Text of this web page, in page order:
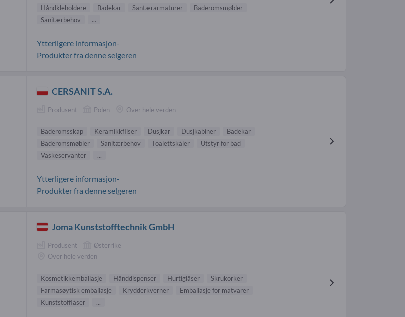
Håndkleholdere
Badekar Santærarmaturer
Baderomsmøbler
Sanitærbehov
...
Ytterligere informasjon-
Produkter fra denne selgeren
CERSANIT S.A.
Produsent Polen Over hele verden
Baderomsskap Keramikkfliser Dusjkar Dusjkabiner
Badekar
Baderomsmøbler
Sanitærbehov Toalettskåler
Utstyr for bad
Vaskeservanter
...
Ytterligere informasjon-
Produkter fra denne selgeren
Joma Kunststofftechnik GmbH
Produsent
Østerrike
Over hele verden
Kosmetikkemballasje Hånddispenser Hurtiglåser
Skrukorker
Farmasøytisk emballasje
Krydderkverner
Emballasje for matvarer
Kunststofflåser
...